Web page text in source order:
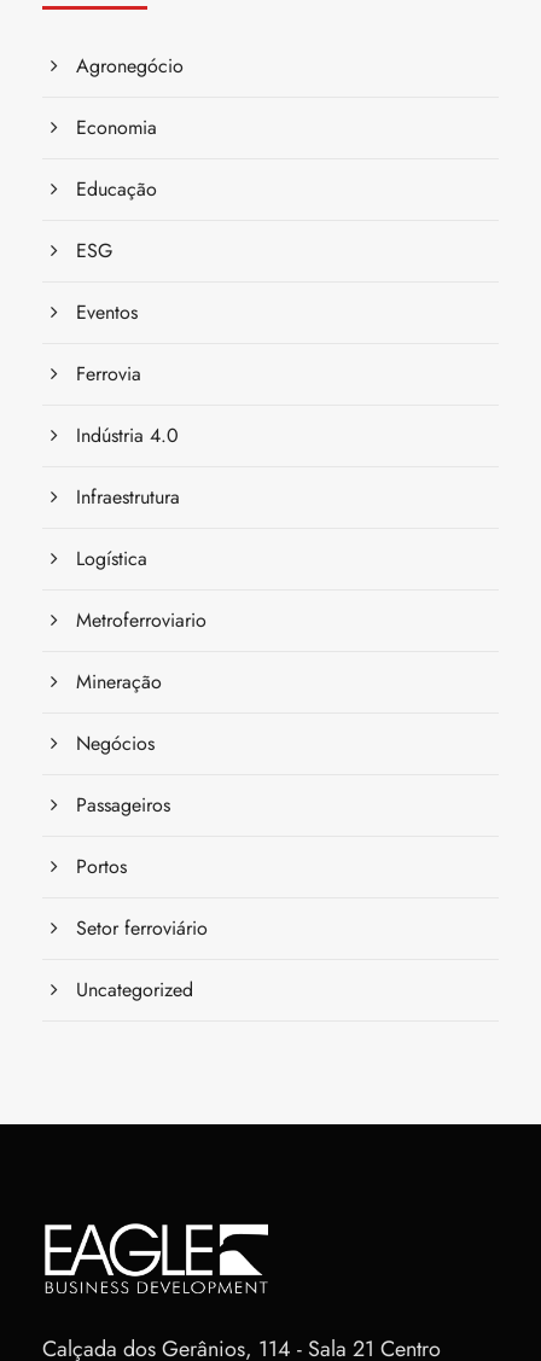
Agronegócio
Economia
Educação
ESG
Eventos
Ferrovia
Indústria 4.0
Infraestrutura
Logística
Metroferroviario
Mineração
Negócios
Passageiros
Portos
Setor ferroviário
Uncategorized
Calçada dos Gerânios, 114 - Sala 21 Centro